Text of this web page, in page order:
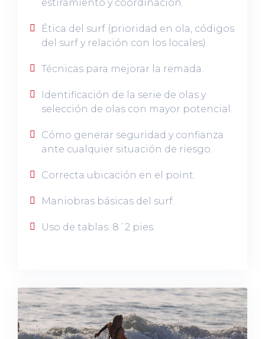
estiramiento y coordinación.
Ética del surf (prioridad en ola, códigos
del surf y relación con los locales).
Técnicas para mejorar la remada.
Identificación de la serie de olas y
selección de olas con mayor potencial.
Cómo generar seguridad y confianza
ante cualquier situación de riesgo.
Correcta ubicación en el point.
Maniobras básicas del surf.
Uso de tablas: 8´2 pies.